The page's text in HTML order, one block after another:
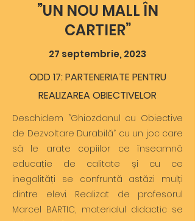
”UN NOU MALL ÎN
CARTIER”
27 septembrie, 2023
ODD 17: PARTENERIATE PENTRU
REALIZAREA OBIECTIVELOR
Deschidem ”Ghiozdanul cu Obiective
de Dezvoltare Durabilă” cu un joc care
să le arate copiilor ce înseamnă
educație de calitate și cu ce
inegalități se confruntă astăzi mulți
dintre elevi. Realizat de profesorul
Marcel BARTIC, materialul didactic se